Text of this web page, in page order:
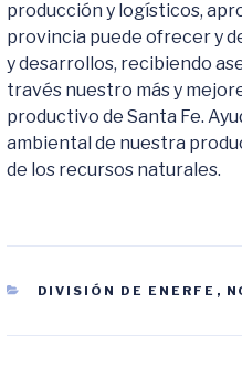
producción y logísticos,
provincia puede ofrecer y
y desarrollos, recibiendo
través nuestro más y
productivo de Santa Fe.
ambiental de nuestra
de los recursos naturales.
CATEGORÍAS
DIVISIÓN DE ENERFE ,